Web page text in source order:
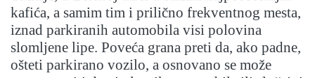
kafića, a samim tim i prilično frekventnog mesta,
iznad parkiranih automobila visi polovina
slomljene lipe. Poveća grana preti da, ako padne,
ošteti parkirano vozilo, a osnovano se može